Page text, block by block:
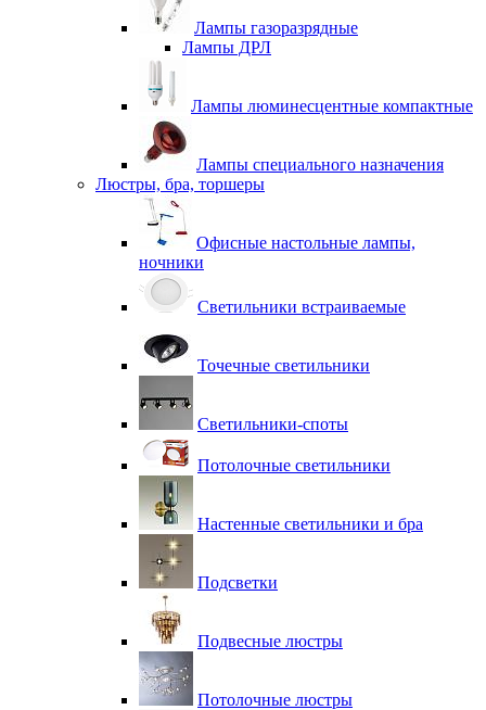
Лампы газоразрядные
Лампы ДРЛ
Лампы люминесцентные компактные
Лампы специального назначения
Люстры, бра, торшеры
Офисные настольные лампы,
ночники
Светильники встраиваемые
Точечные светильники
Светильники-споты
Потолочные светильники
Настенные светильники и бра
Подсветки
Подвесные люстры
Потолочные люстры